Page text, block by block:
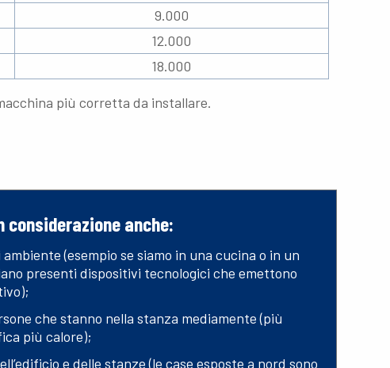
9.000
12.000
18.000
più corretta da installare.
considerazione anche:
(esempio se siamo in una cucina o in un
presenti dispositivi tecnologici che emettono
che stanno nella stanza mediamente (più
più calore);
e delle stanze (le case esposte a nord sono